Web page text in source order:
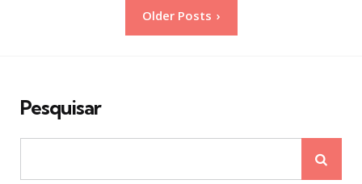
Older Posts
Pesquisar